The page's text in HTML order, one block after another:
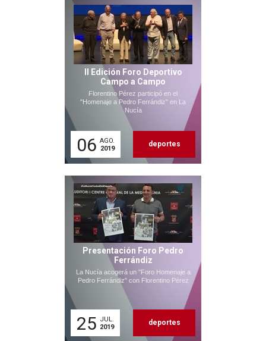
II Edición Foro Deportivo
Campo a Campo
Florentino Pérez participó en el
"Homenaje a Pedro Ferrándiz" en La
Nucía
06 AGO.
2019
deportes
Presentación Foro Pedro
Ferrándiz
La Nucía acogerá un "Foro Homenaje a
Pedro Ferrándiz" con Florentino Pérez
25 JUL.
2019
deportes